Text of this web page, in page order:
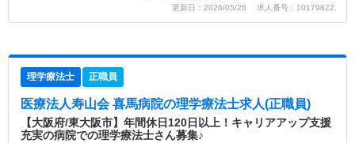
更新日：2026/05/26 求人番号：10179822
理学療法士 正職員
医療法人寿山会 喜馬病院の理学療法士求人(正職員)
【大阪府/東大阪市】年間休日120日以上！キャリアアップ支援
充実の病院での理学療法士さん募集♪